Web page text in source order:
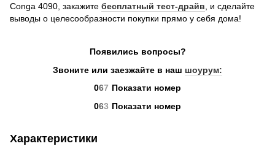
Conga 4090, закажите бесплатный тест-драйв , и сделайте
выводы о целесообразности покупки прямо у себя дома!
Появились вопросы?
Звоните или заезжайте в наш шоурум:
067 Показати номер
063 Показати номер
Характеристики